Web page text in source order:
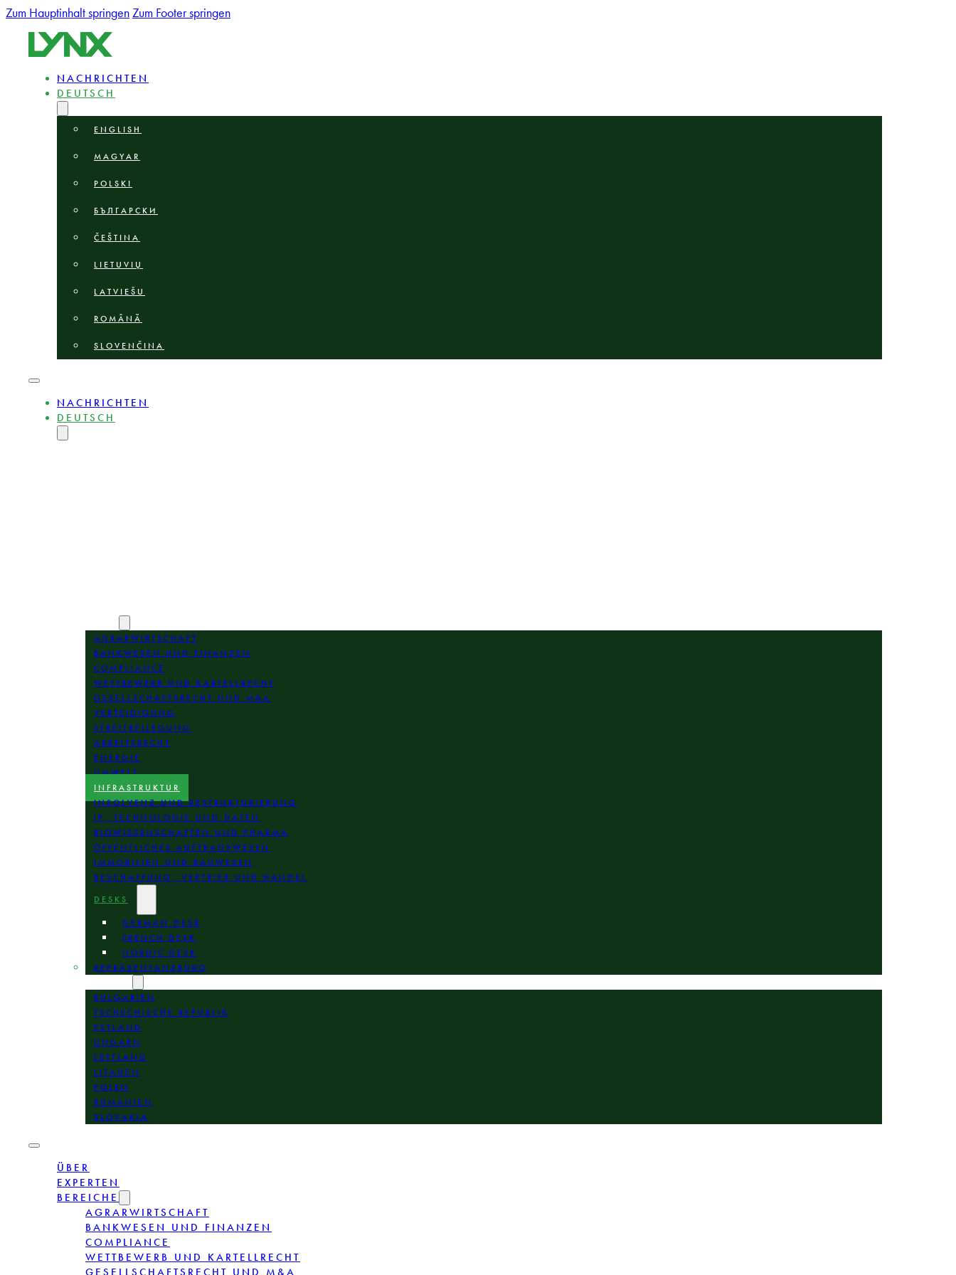
Zum Hauptinhalt springenZum Footer springen
NACHRICHTEN
DEUTSCH
ENGLISH
MAGYAR
POLSKI
БЪЛГАРСКИ
ČEŠTINA
LIETUVIŲ
LATVIEŠU
ROMÂNĂ
SLOVENČINA
NACHRICHTEN
DEUTSCH
AGRARWIRTSCHAFT
BANKWESEN UND FINANZEN
COMPLIANCE
WETTBEWERB UND KARTELLRECHT
GESELLSCHAFTSRECHT UND M&A
VERTEIDIGUNG
STREITBEILEGUNG
ARBEITSRECHT
ENERGIE
UMWELT
INFRASTRUKTUR
INSOLVENZ UND RESTRUKTURIERUNG
IP, TECHNOLOGIE UND DATEN
BIOWISSENSCHAFTEN UND PHARMA
ÖFFENTLICHES AUFTRAGSWESEN
IMMOBILIEN UND BAUWESEN
BESCHAFFUNG, VERTRIEB UND HANDEL
DESKS
GERMAN DESK
FRENCH DESK
NORDIC DESK
REPRÄSENTANZBÜRO
BULGARIEN
TSCHECHISCHE REPUBLIK
ESTLAND
UNGARN
LETTLAND
LITAUEN
POLEN
RUMÄNIEN
SLOVAKIA
ÜBER
EXPERTEN
BEREICHE
AGRARWIRTSCHAFT
BANKWESEN UND FINANZEN
COMPLIANCE
WETTBEWERB UND KARTELLRECHT
GESELLSCHAFTSRECHT UND M&A